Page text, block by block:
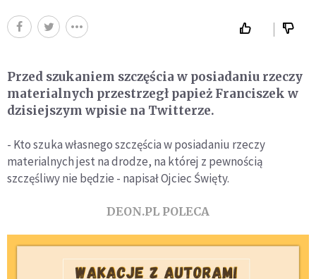
Przed szukaniem szczęścia w posiadaniu rzeczy
materialnych przestrzegł papież Franciszek w
dzisiejszym wpisie na Twitterze.
- Kto szuka własnego szczęścia w posiadaniu rzeczy
materialnych jest na drodze, na której z pewnością
szczęśliwy nie będzie - napisał Ojciec Święty.
DEON.PL POLECA